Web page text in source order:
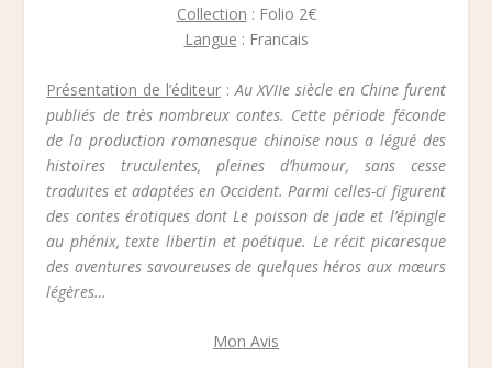
Collection : Folio 2€
Langue : Francais
Présentation de l’éditeur : Au XVIIe siècle en Chine furent
publiés de très nombreux contes. Cette période féconde
de la production romanesque chinoise nous a légué des
histoires truculentes, pleines d’humour, sans cesse
traduites et adaptées en Occident. Parmi celles-ci figurent
des contes érotiques dont Le poisson de jade et l’épingle
au phénix, texte libertin et poétique. Le récit picaresque
des aventures savoureuses de quelques héros aux mœurs
légères…
Mon Avis